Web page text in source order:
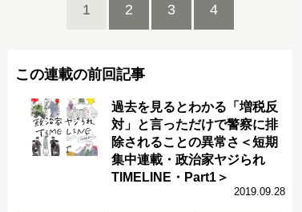
1 2 3 4
この連載の前回記事
過去を見るとわかる「増税反
対」と言っただけで警察に排
除されることの異常さ＜短期
集中連載・政治家ヤジられ
TIMELINE・Part1＞
2019.09.28